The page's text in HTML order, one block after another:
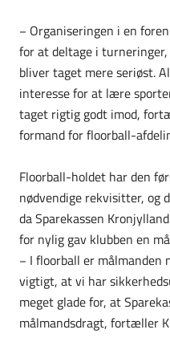
− Organiseringen i en
for at deltage i
bliver taget mere seriøst.
interesse for at lære
taget rigtig godt imod,
formand for floorball-
Floorball-holdet har den
nødvendige rekvisitter, og
da Sparekassen
for nylig gav klubben en
− I floorball er målmanden
vigtigt, at vi har
meget glade for, at
målmandsdragt, fortæller